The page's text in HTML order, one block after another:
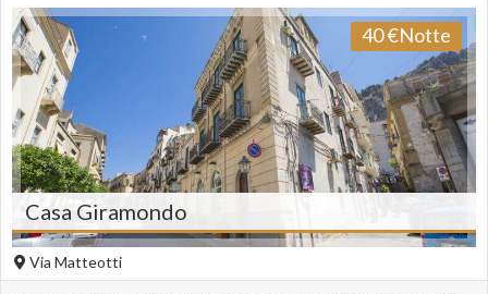
Lavatrice Wi-Fi
TV Animali Ammessi
Adatto ai Disabili Posteggio
Terrazzo Balcone
Forno Posto auto
Giardino Terreno annesso
Casa Giramondo
40€Notte
Via Matteotti